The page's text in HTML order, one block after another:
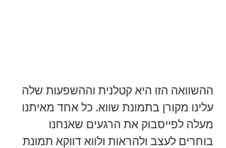
ההשוואה הזו היא קטלנית וההשפעות שלה
עלינו מקורן בתמונת שווא. כל אחד מאיתנו
מעלה לפייסבוק את הרגעים שאנחנו
בוחרים לעצב ולהראות ולווא דווקא תמונת